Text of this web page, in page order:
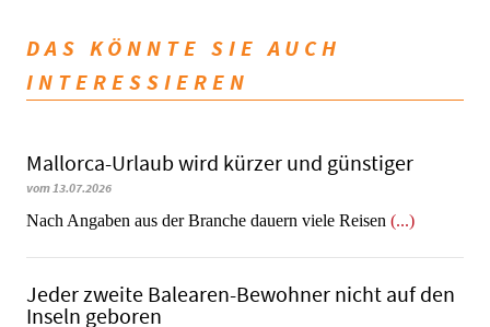
DAS KÖNNTE SIE AUCH
INTERESSIEREN
Mallorca-Urlaub wird kürzer und günstiger
vom 13.07.2026
Nach Angaben aus der Branche dauern viele Reisen (...)
Jeder zweite Balearen-Bewohner nicht auf den
Inseln geboren